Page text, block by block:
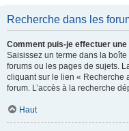
Recherche dans les
Comment puis-je effectuer
Saisissez un terme dans la
forums ou les pages de sujets.
cliquant sur le lien « Recherche
forum. L’accès à la recherche
Haut